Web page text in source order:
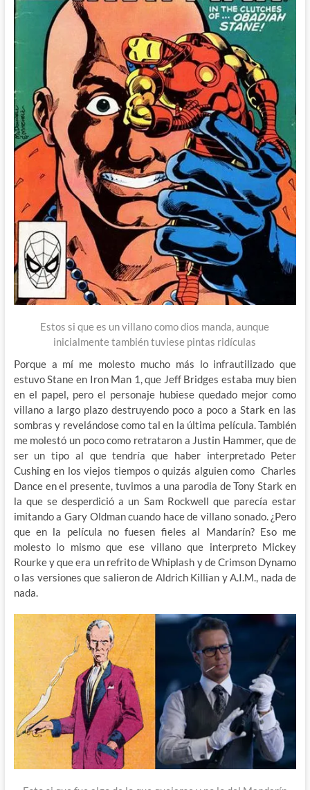
Estos si que es un villano como dios manda, aunque
inicialmente también tuviese pintas ridículas
Porque a mí me molesto mucho más lo infrautilizado que
estuvo Stane en Iron Man 1, que Jeff Bridges estaba muy bien
en el papel, pero el personaje hubiese quedado mejor como
villano a largo plazo destruyendo poco a poco a Stark en las
sombras y revelándose como tal en la última película. También
me molestó un poco como retrataron a Justin Hammer, que de
ser un tipo al que tendría que haber interpretado Peter
Cushing en los viejos tiempos o quizás alguien como Charles
Dance en el presente, tuvimos a una parodia de Tony Stark en
la que se desperdició a un Sam Rockwell que parecía estar
imitando a Gary Oldman cuando hace de villano sonado. ¿Pero
que en la película no fuesen fieles al Mandarín? Eso me
molesto lo mismo que ese villano que interpreto Mickey
Rourke y que era un refrito de Whiplash y de Crimson Dynamo
o las versiones que salieron de Aldrich Killian y A.I.M., nada de
nada.